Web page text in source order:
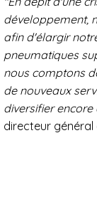
développement,
afin d'élargir
pneumatiques
nous comptons
de nouveaux
diversifier
directeur général